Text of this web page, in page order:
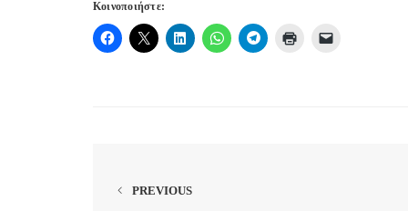
Κοινοποιήστε:
PREVIOUS